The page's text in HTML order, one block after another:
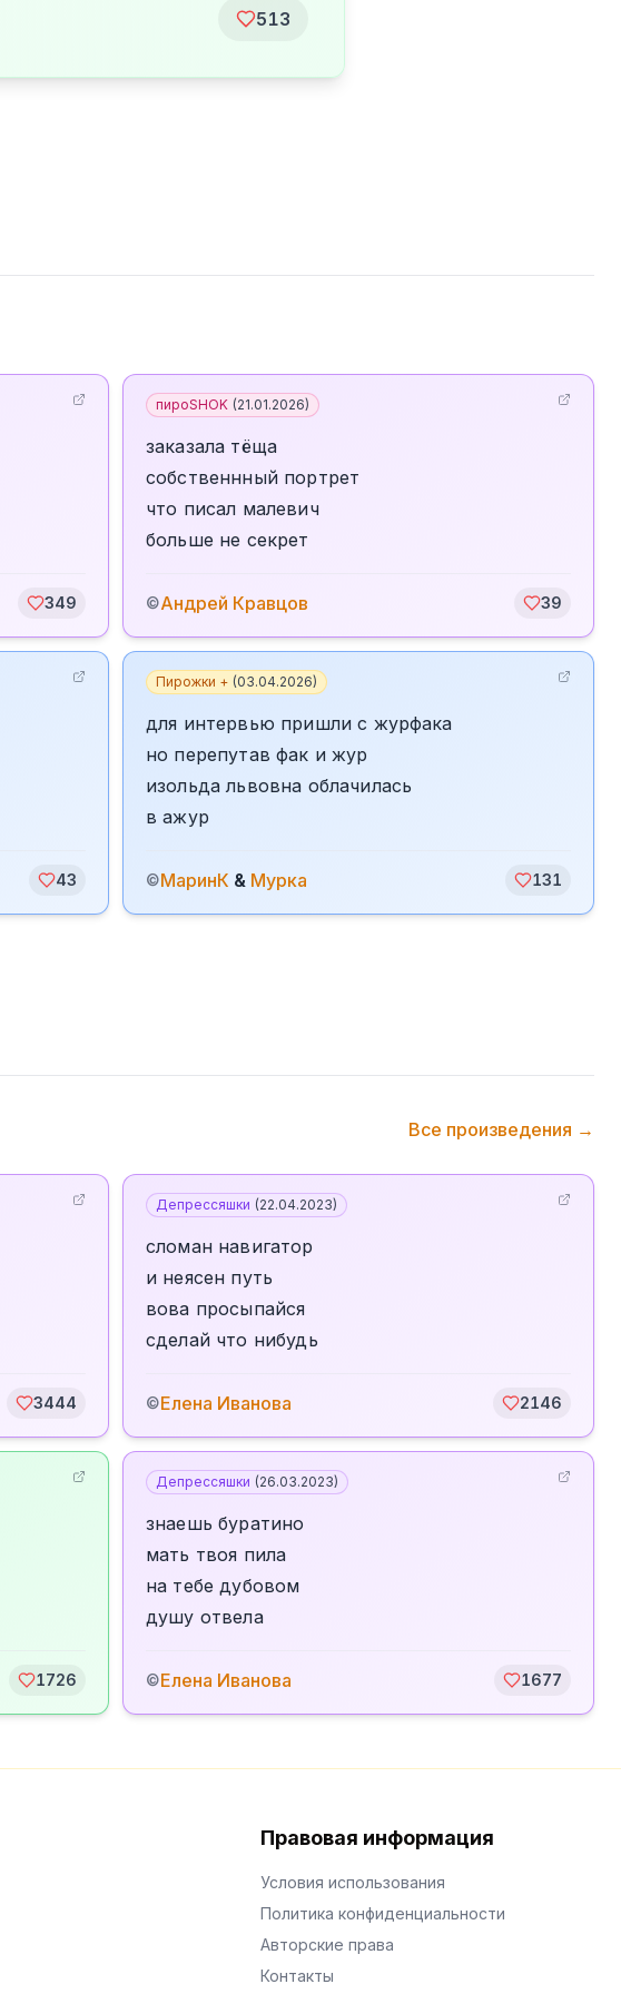
513
349
пироSHOK (21.01.2026)
заказала тёща
собственнный портрет
что писал малевич
больше не секрет
©Андрей Кравцов 39
43
Пирожки + (03.04.2026)
для интервью пришли с журфака
но перепутав фак и жур
изольда львовна облачилась
в ажур
©МаринК & Мурка 131
Все произведения →
3444
Депрессяшки (22.04.2023)
сломан навигатор
и неясен путь
вова просыпайся
сделай что нибудь
©Елена Иванова 2146
1726
Депрессяшки (26.03.2023)
знаешь буратино
мать твоя пила
на тебе дубовом
душу отвела
©Елена Иванова 1677
Правовая информация
Условия использования
Политика конфиденциальности
Авторские права
Контакты